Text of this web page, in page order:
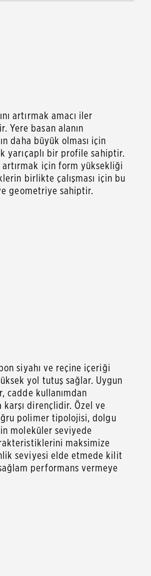
artırmak amacı iler
Yere basan alanın
daha büyük olması için
yarıçaplı bir profile sahiptir.
için form yüksekliği
birlikte çalışması için bu
geometriye sahiptir.
siyahı ve reçine içeriği
yol tutuş sağlar. Uygun
cadde kullanımdan
dirençlidir. Özel ve
polimer tipolojisi, dolgu
moleküler seviyede
maksimize
seviyesi elde etmede kilit
performans vermeye